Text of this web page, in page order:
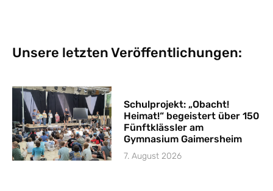
Unsere letzten Veröffentlichungen:
Schulprojekt: „Obacht!
Heimat!“ begeistert über 150
Fünftklässler am
Gymnasium Gaimersheim
7. August 2026